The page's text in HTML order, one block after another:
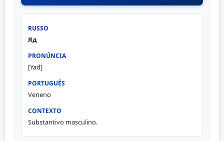
Яд
[Yad]
Veneno
Substantivo masculino.